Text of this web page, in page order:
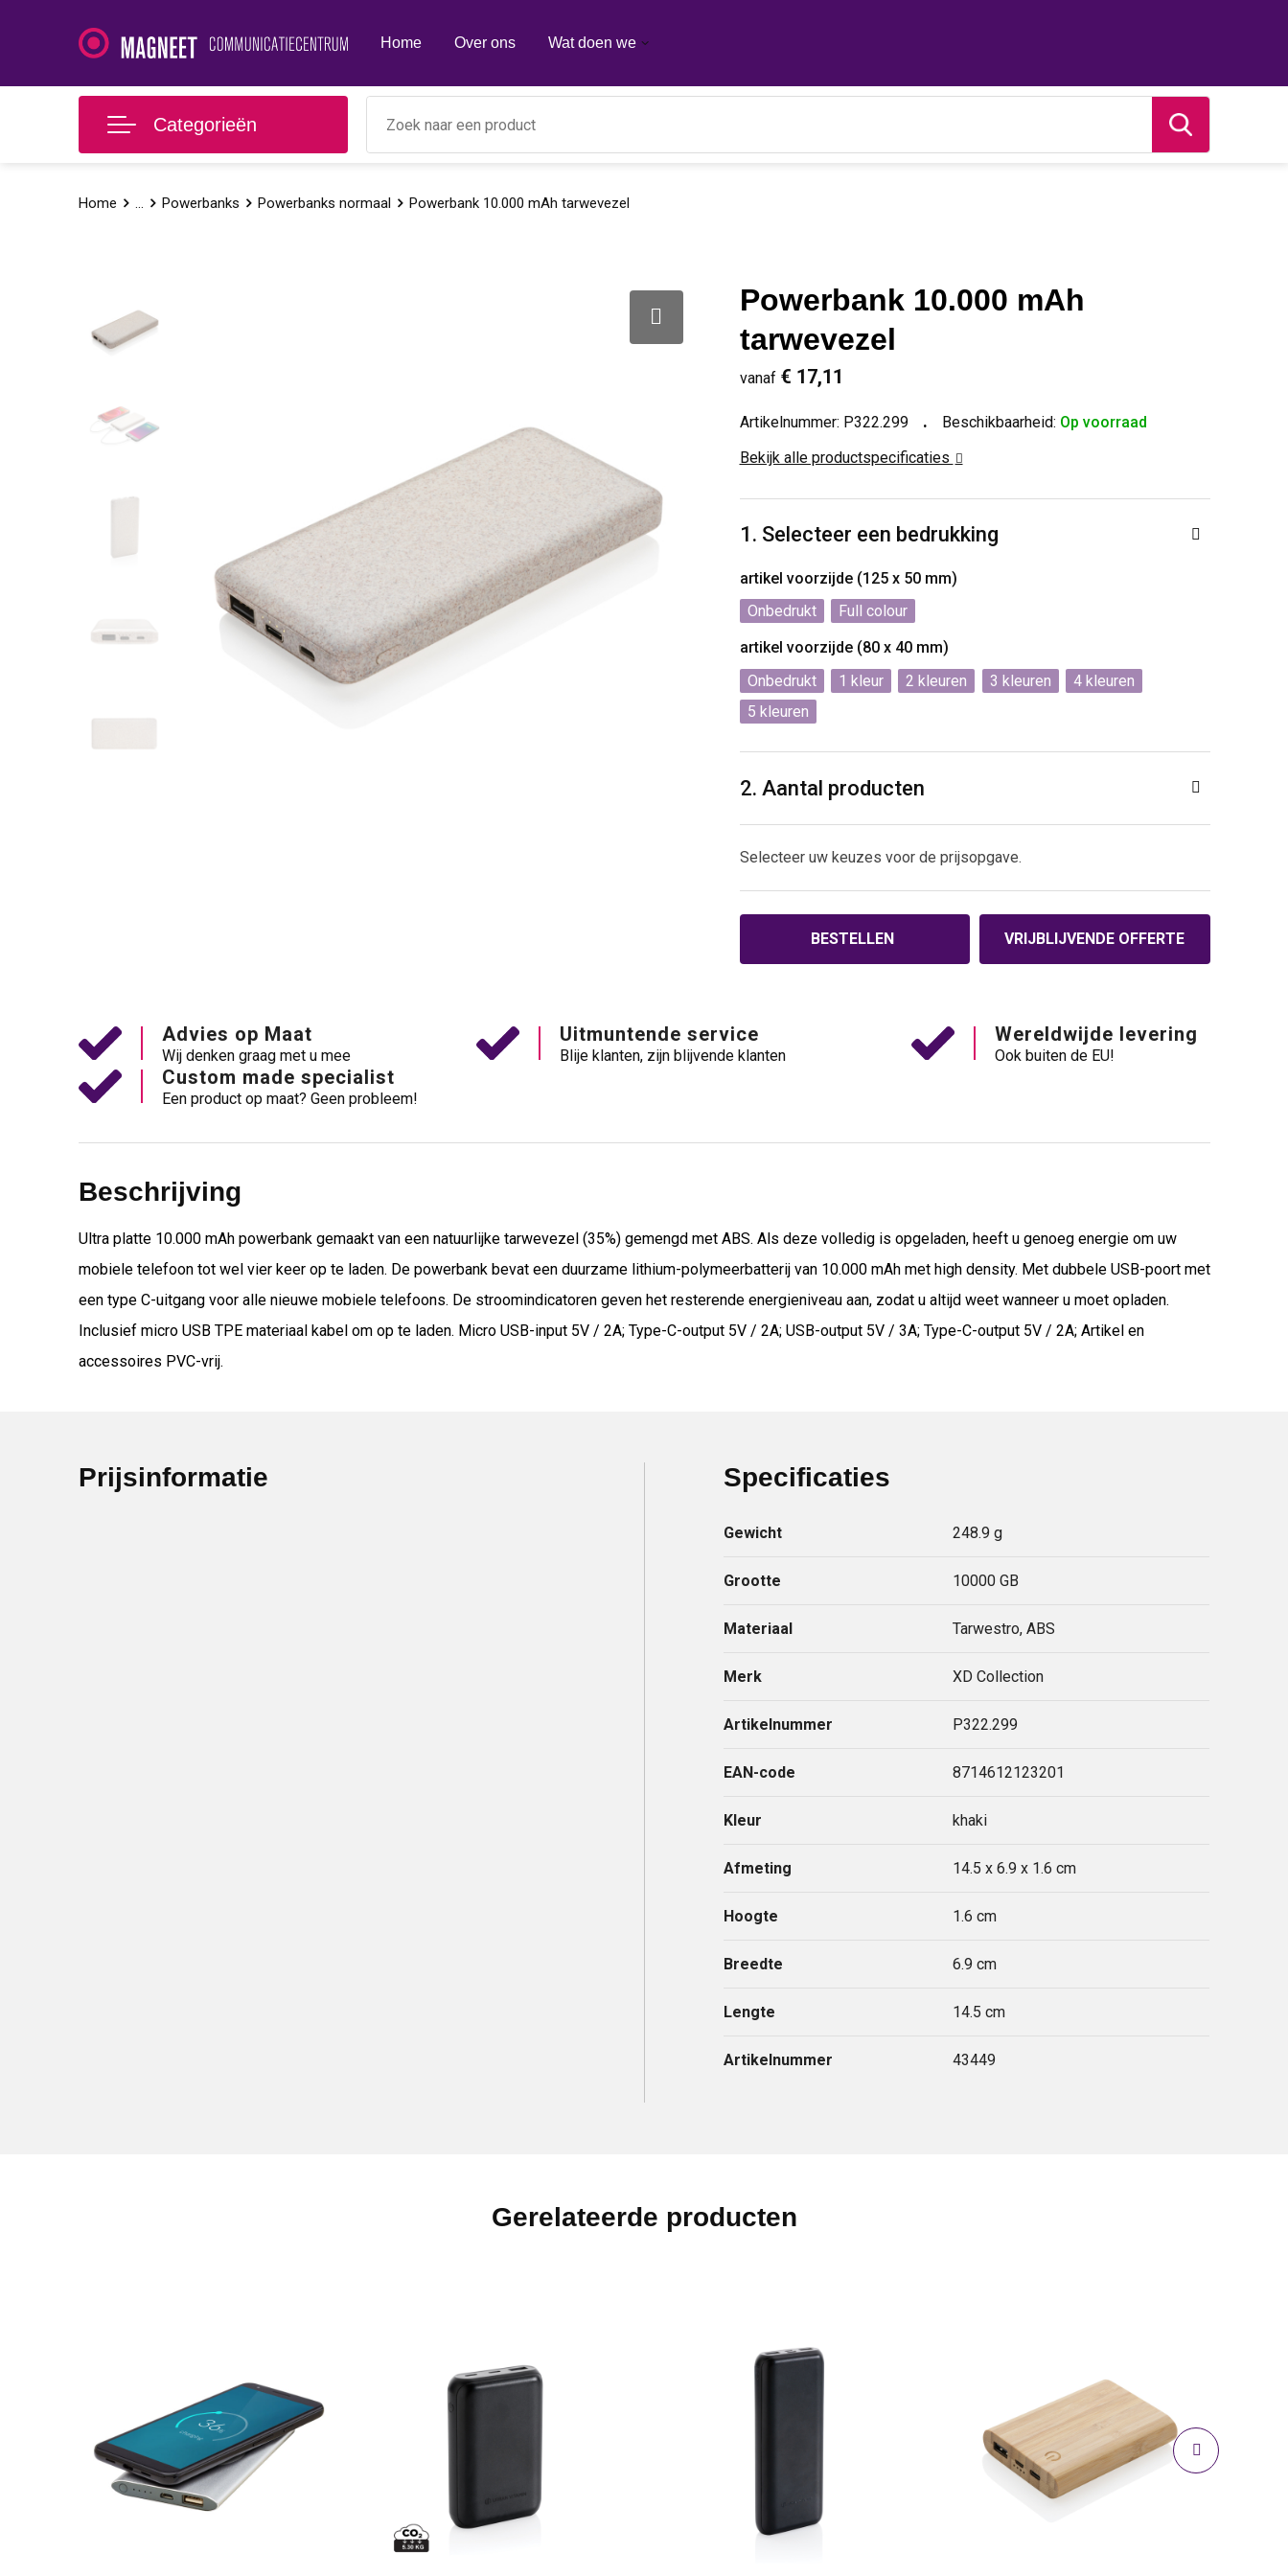
Home Over ons Wat doen we
Categorieën
Home ... Powerbanks Powerbanks normaal Powerbank 10.000 mAh tarwevezel
Powerbank 10.000 mAh
tarwevezel
vanaf € 17,11
Artikelnummer: P322.299 Beschikbaarheid: Op voorraad
Bekijk alle productspecificaties
1. Selecteer een bedrukking
artikel voorzijde (125 x 50 mm)
Onbedrukt
Full colour
artikel voorzijde (80 x 40 mm)
Onbedrukt
1 2 3
4
5
2. Aantal producten
Selecteer uw keuzes voor de prijsopgave.
BESTELLEN VRIJBLIJVENDE OFFERTE
Advies op Maat
Wij denken graag met u mee
Uitmuntende service
Blije klanten, zijn blijvende klanten
Wereldwijde levering
Ook buiten de EU!
Custom made specialist
Een product op maat? Geen probleem!
Beschrijving
Ultra platte 10.000 mAh powerbank gemaakt van een natuurlijke tarwevezel (35%) gemengd met ABS. Als deze volledig is opgeladen, heeft u genoeg energie om uw
mobiele telefoon tot wel vier keer op te laden. De powerbank bevat een duurzame lithium-polymeerbatterij van 10.000 mAh met high density. Met dubbele USB-poort met
een type C-uitgang voor alle nieuwe mobiele telefoons. De stroomindicatoren geven het resterende energieniveau aan, zodat u altijd weet wanneer u moet opladen.
Inclusief micro USB TPE materiaal kabel om op te laden. Micro USB-input 5V / 2A; Type-C-output 5V / 2A; USB-output 5V / 3A; Type-C-output 5V / 2A; Artikel en
accessoires PVC-vrij.
Prijsinformatie Specificaties
Gewicht 248.9 g
Grootte 10000 GB
Materiaal Tarwestro, ABS
Merk XD Collection
Artikelnummer P322.299
EAN-code 8714612123201
Kleur khaki
Afmeting 14.5 x 6.9 x 1.6 cm
Hoogte 1.6 cm
Breedte 6.9 cm
Lengte 14.5 cm
Artikelnummer 43449
Gerelateerde producten